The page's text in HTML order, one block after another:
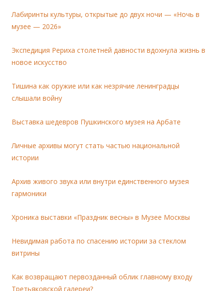
Лабиринты культуры, открытые до двух ночи — «Ночь в
музее — 2026»
Экспедиция Рериха столетней давности вдохнула жизнь в
новое искусство
Тишина как оружие или как незрячие ленинградцы
слышали войну
Выставка шедевров Пушкинского музея на Арбате
Личные архивы могут стать частью национальной
истории
Архив живого звука или внутри единственного музея
гармоники
Хроника выставки «Праздник весны» в Музее Москвы
Невидимая работа по спасению истории за стеклом
витрины
Как возвращают первозданный облик главному входу
Третьяковской галереи?